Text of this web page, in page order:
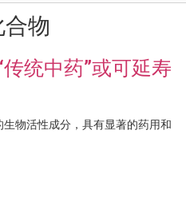
物
统中药”或可延寿
物活性成分，具有显著的药用和